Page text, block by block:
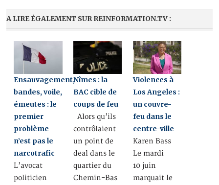
A LIRE ÉGALEMENT SUR REINFORMATION.TV :
Ensauvagement,
bandes, voile,
émeutes : le
premier
problème
n’est pas le
narcotrafic
L’avocat
politicien
Nîmes : la
BAC cible de
coups de feu
Alors qu’ils
contrôlaient
un point de
deal dans le
quartier du
Chemin-Bas
Violences à
Los Angeles :
un couvre-
feu dans le
centre-ville
Karen Bass
Le mardi
10 juin
marquait le